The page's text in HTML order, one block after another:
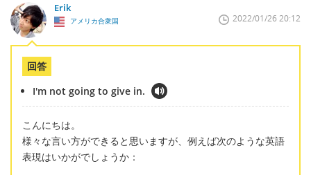
Erik
アメリカ合衆国 2022/01/26 20:12
回答
I'm not going to give in.
こんにちは。
様々な言い方ができると思いますが、例えば次のような英語
表現はいかがでしょうか：